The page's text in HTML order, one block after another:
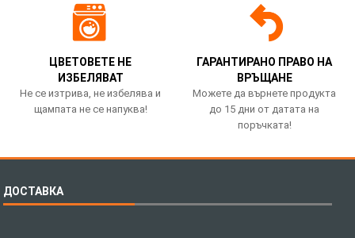
ЦВЕТОВЕТЕ НЕ
ИЗБЕЛЯВАТ
Не се изтрива, не избелява и
щампата не се напуква!
ГАРАНТИРАНО ПРАВО НА
ВРЪЩАНЕ
Можете да върнете продукта
до 15 дни от датата на
поръчката!
ДОСТАВКА